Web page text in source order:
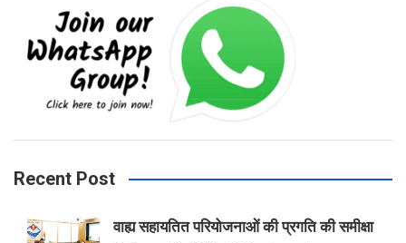
o g e
Recent Post
वाह्य सहायतित परियोजनाओं की प्रगति की समीक्षा